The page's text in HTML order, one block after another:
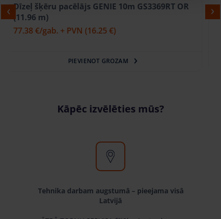
Dīzeļ šķēru pacēlājs Genie 12m GS4069RT OR
(14.20 m)
87.69 €/gab. + PVN(18.41 €)
PIEVIENOT GROZAM
Kāpēc izvēlēties mūs?
Tehnika darbam augstumā – pieejama visā
Latvijā